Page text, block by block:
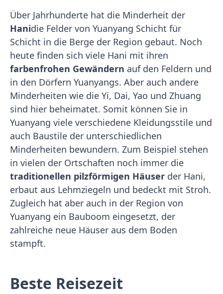
Über Jahrhunderte hat die Minderheit der
Hanidie Felder von Yuanyang Schicht für
Schicht in die Berge der Region gebaut. Noch
heute finden sich viele Hani mit ihren
farbenfrohen Gewändern auf den Feldern und
in den Dörfern Yuanyangs. Aber auch andere
Minderheiten wie die Yi, Dai, Yao und Zhuang
sind hier beheimatet. Somit können Sie in
Yuanyang viele verschiedene Kleidungsstile und
auch Baustile der unterschiedlichen
Minderheiten bewundern. Zum Beispiel stehen
in vielen der Ortschaften noch immer die
traditionellen pilzförmigen Häuser der Hani,
erbaut aus Lehmziegeln und bedeckt mit Stroh.
Zugleich hat aber auch in der Region von
Yuanyang ein Bauboom eingesetzt, der
zahlreiche neue Häuser aus dem Boden
stampft.
Beste Reisezeit